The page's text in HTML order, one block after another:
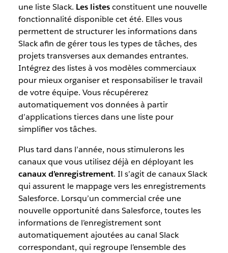
une liste Slack. Les listesconstituent une nouvelle
fonctionnalité disponible cet été. Elles vous
permettent de structurer les informations dans
Slack afin de gérer tous les types de tâches, des
projets transverses aux demandes entrantes.
Intégrez des listes à vos modèles commerciaux
pour mieux organiser et responsabiliser le travail
de votre équipe. Vous récupérerez
automatiquement vos données à partir
d’applications tierces dans une liste pour
simplifier vos tâches.
Plus tard dans l’année, nous stimulerons les
canaux que vous utilisez déjà en déployant les
canaux d’enregistrement. Il s’agit de canaux Slack
qui assurent le mappage vers les enregistrements
Salesforce. Lorsqu’un commercial crée une
nouvelle opportunité dans Salesforce, toutes les
informations de l’enregistrement sont
automatiquement ajoutées au canal Slack
correspondant, qui regroupe l’ensemble des